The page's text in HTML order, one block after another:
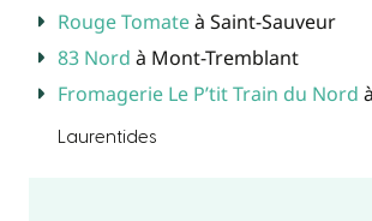
Rouge Tomateà Saint-Sauveur
83 Nord à Mont-Tremblant
Fromagerie Le P’tit Train du Nord
Laurentides